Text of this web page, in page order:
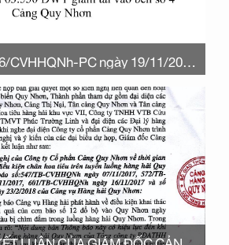
CVHHQNh-PC ngày 19/11/2020
hải Quy Nhơn về việc tổ chức
tải 63.550 DWT giảm tải vào
số 4 Cảng Quy Nhơn